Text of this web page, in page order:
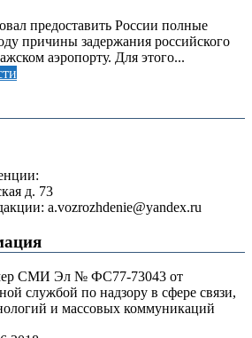
предоставить России полные
причины задержания российского
аэропорту. Для этого...
д. 73
a.vozrozhdenie@yandex.ru
СМИ Эл № ФС77-73043 от
службой по надзору в сфере связи,
и массовых коммуникаций